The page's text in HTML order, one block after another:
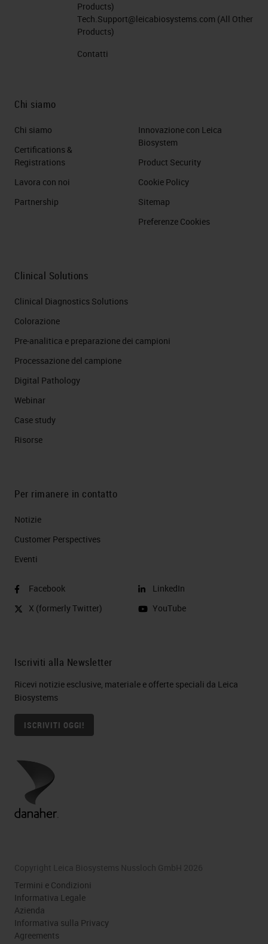
Products)
Tech.Support@leicabiosystems.com (All Other
Products)
Contatti
Chi siamo
Chi siamo
Certifications &
Registrations
Lavora con noi
Partnership
Innovazione con Leica
Biosystem
Product Security
Cookie Policy
Sitemap
Preferenze Cookies
Clinical Solutions
Clinical Diagnostics Solutions
Colorazione
Pre-analitica e preparazione dei campioni
Processazione del campione
Digital Pathology
Webinar
Case study
Risorse
Per rimanere in contatto
Notizie
Customer Perspectives​
Eventi
Facebook
X (formerly Twitter)
LinkedIn
YouTube
Iscriviti alla Newsletter
Ricevi notizie esclusive, materiale e offerte speciali da Leica
Biosystems
ISCRIVITI OGGI!
Copyright Leica Biosystems Nussloch GmbH 2026
Termini e Condizioni
Informativa Legale
Azienda
Informativa sulla Privacy
Agreements